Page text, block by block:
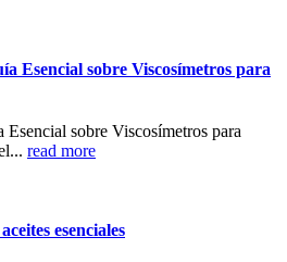
Esencial sobre Viscosímetros para
sobre Viscosímetros para
read more
esenciales